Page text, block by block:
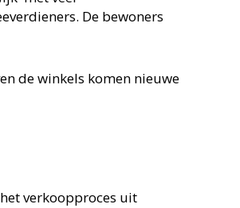
De bewoners
de winkels komen nieuwe
verkoopproces uit